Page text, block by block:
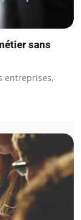
sans
entreprises,